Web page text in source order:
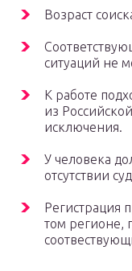
Возраст
ситуаций не
К работе
из
исключения.
У человека
отсутствии
Регистрация
том регионе,